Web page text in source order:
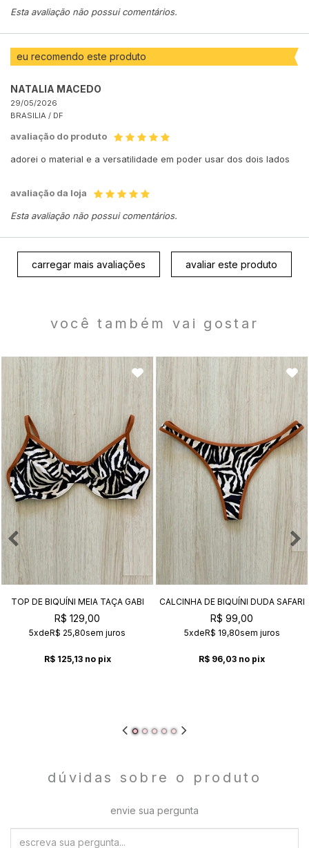
Esta avaliação não possui comentários.
eu recomendo este produto
NATALIA MACEDO
29/05/2026
BRASILIA / DF
avaliação do produto
adorei o material e a versatilidade em poder usar dos dois lados
avaliação da loja
Esta avaliação não possui comentários.
carregar mais avaliações avaliar este produto
você também vai gostar
TOP DE BIQUÍNI MEIA TAÇA GABI
SAFARI
R$ 129,00
5xdeR$ 25,80sem juros
R$ 125,13 no pix
CALCINHA DE BIQUÍNI DUDA SAFARI
R$ 99,00
5xdeR$ 19,80sem juros
R$ 96,03 no pix
dúvidas sobre o produto
envie sua pergunta